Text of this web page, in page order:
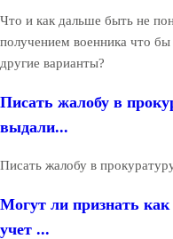
Что и как дальше быть не
получением военника что
другие варианты?
Писать жалобу в
выдали...
Писать жалобу в
Могут ли признать как
учет ...